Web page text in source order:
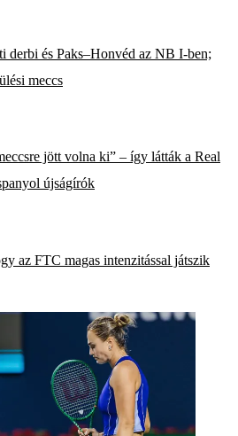
derbi és Paks–Honvéd az NB I-ben;
meccs
jött volna ki” – így látták a Real
újságírók
az FTC magas intenzitással játszik